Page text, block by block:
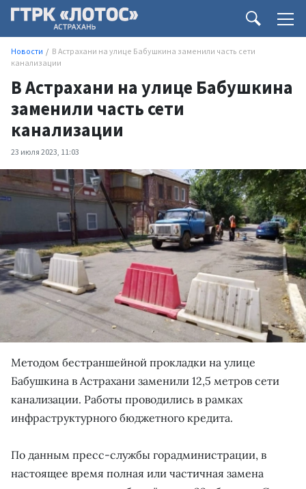
Новости
В Астрахани на улице Бабушкина заменили часть сети
канализации
В Астрахани на улице Бабушкина
заменили часть сети
канализации
23 июля 2023, 11:03
Методом бестраншейной прокладки на улице
Бабушкина в Астрахани заменили 12,5 метров сети
канализации. Работы проводились в рамках
инфраструктурного бюджетного кредита.
По данным пресс-службы горадминистрации, в
настоящее время полная или частичная замена